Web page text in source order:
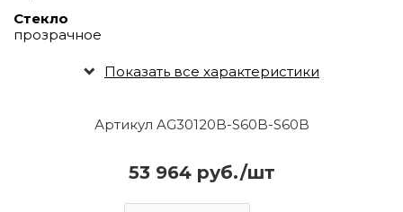
Артикул AG30120B-S60B-S60B
53 964 руб./шт
Стекло
прозрачное
Показать все характеристики